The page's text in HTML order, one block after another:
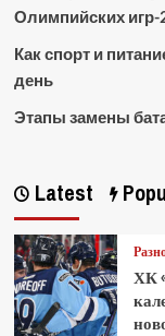
Олимпийских игр-
Как спорт и
день
Этапы замены
Latest
ХК